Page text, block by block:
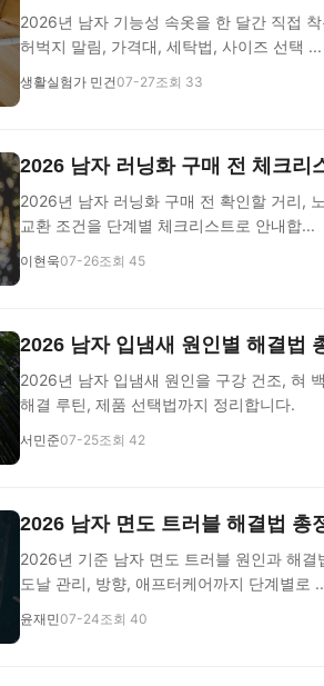
2026년 남자 기능성 속옷을 한 달간 직접
허벅지 말림, 가격대, 세탁법, 사이즈 선택 ...
생활실험가 민건07-27조회 33
2026 남자 러닝화 구매 전 체크리
2026년 남자 러닝화 구매 전 확인할 거리,
교환 조건을 단계별 체크리스트로 안내합...
이현욱07-26조회 45
2026 남자 입냄새 원인별 해결법
2026년 남자 입냄새 원인을 구강 건조, 혀
해결 루틴, 제품 선택법까지 정리합니다.
서민준07-25조회 42
2026 남자 면도 트러블 해결법 총
2026년 기준 남자 면도 트러블 원인과 해
도날 관리, 방향, 애프터케어까지 단계별로
윤재민07-24조회 40